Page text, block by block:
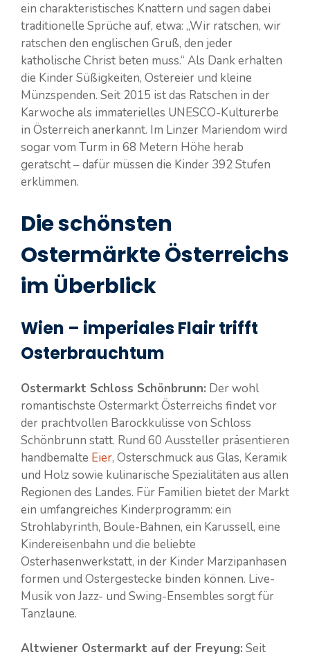
ein charakteristisches Knattern und sagen dabei
traditionelle Sprüche auf, etwa: „Wir ratschen, wir
ratschen den englischen Gruß, den jeder
katholische Christ beten muss.“ Als Dank erhalten
die Kinder Süßigkeiten, Ostereier und kleine
Münzspenden. Seit 2015 ist das Ratschen in der
Karwoche als immaterielles UNESCO-Kulturerbe
in Österreich anerkannt. Im Linzer Mariendom wird
sogar vom Turm in 68 Metern Höhe herab
geratscht – dafür müssen die Kinder 392 Stufen
erklimmen.
Die schönsten
Ostermärkte Österreichs
im Überblick
Wien – imperiales Flair trifft
Osterbrauchtum
Ostermarkt Schloss Schönbrunn: Der wohl
romantischste Ostermarkt Österreichs findet vor
der prachtvollen Barockkulisse von Schloss
Schönbrunn statt. Rund 60 Aussteller präsentieren
handbemalte Eier, Osterschmuck aus Glas, Keramik
und Holz sowie kulinarische Spezialitäten aus allen
Regionen des Landes. Für Familien bietet der Markt
ein umfangreiches Kinderprogramm: ein
Strohlabyrinth, Boule-Bahnen, ein Karussell, eine
Kindereisenbahn und die beliebte
Osterhasenwerkstatt, in der Kinder Marzipanhasen
formen und Ostergestecke binden können. Live-
Musik von Jazz- und Swing-Ensembles sorgt für
Tanzlaune.
Altwiener Ostermarkt auf der Freyung: Seit